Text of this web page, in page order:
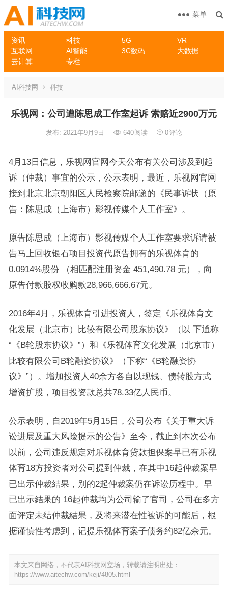
资讯 科技 5G
VR
互联网
AI智能 3C数码
大数据
云计算
专栏
菜单
AI科技网 科技
乐视网：公司遭陈思成工作室起诉 索赔近2900万元
发布: 2021年9月9日 640阅读 0评论
4月13日信息，乐视网官网今天公布有关公司涉及到起
诉（仲裁）事宜的公示，公示表明，最近，乐视网官网
接到北京北京朝阳区人民检察院邮递的《民事诉状（原
告：陈思成（上海市）影视传媒个人工作室》。
原告陈思成（上海市）影视传媒个人工作室要求诉请被
告马上回收银石项目投资代原告拥有的乐视体育的
0.0914%股份 （相匹配注册资金 451,490.78 元），向
原告付款股权收购款28,966,666.67元。
2016年4月，乐视体育引进投资人，签定《乐视体育文
化发展（北京市）比较有限公司股东协议》（以 下通称
“《B轮股东协议》”）和《乐视体育文化发展（北京市）
比较有限公司B轮融资协议》（下称“《B轮融资协
议》”）。增加投资人40余方各自以现钱、债转股方式
增资扩股，项目投资款总共78.33亿人民币。
公示表明，自2019年5月15日，公司公布《关于重大诉
讼进展及重大风险提示的公告》至今，截止到本次公布
以前，公司违反规定对乐视体育贷款担保案早已有乐视
体育18方投资者对公司提到仲裁，在其中16起仲裁案早
已出示仲裁結果，别的2起仲裁案仍在诉讼历程中。早
已出示結果的 16起仲裁均为公司输了官司，公司在多方
面评定未结仲裁結果，及将来潜在性被诉的可能后，根
据谨慎性考虑到，记提乐视体育案子债务约82亿余元。
本文来自网络，不代表AI科技网立场，转载请注明出处：
https://www.aitechw.com/keji/4805.html